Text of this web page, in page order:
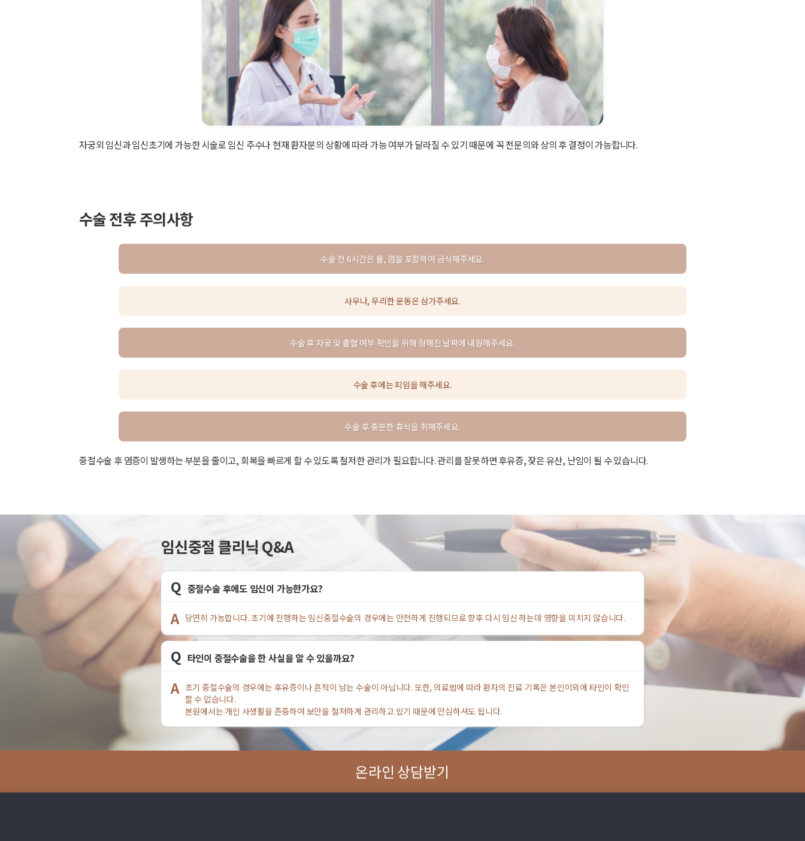
자궁외 임신과 임신초기에 가능한 시술로 임신 주수나 현재 환자분의 상황에 따라 가능 여부가 달라질 수 있기 때문에 꼭 전문의와 상의 후 결정이 가능합니다.
수술 전후 주의사항
수술 전 6시간은 물, 껌을 포함하여 금식해주세요.
사우나, 무리한 운동은 삼가주세요.
수술 후 자궁 및 출혈 여부 확인을 위해 정해진 날짜에 내원해주세요.
수술 후에는 피임을 해주세요.
수술 후 충분한 휴식을 취해주세요.
중절수술 후 염증이 발생하는 부분을 줄이고, 회복을 빠르게 할 수 있도록 철저한 관리가 필요합니다. 관리를 잘못하면 후유증, 잦은 유산, 난임이 될 수 있습니다.
임신중절 클리닉 Q&A
Q 중절수술 후에도 임신이 가능한가요?
A 당연히 가능합니다. 초기에 진행하는 임신중절수술의 경우에는 안전하게 진행되므로 향후 다시 임신 하는데 영향을 미치지 않습니다.
Q 타인이 중절수술을 한 사실을 알 수 있을까요?
A 초기 중절수술의 경우에는 후유증이나 흔적이 남는 수술이 아닙니다. 또한, 의료법에 따라 환자의 진료 기록은 본인이외에 타인이 확인
할 수 없습니다.
본원에서는 개인 사생활을 존중하여 보안을 철저하게 관리하고 있기 때문에 안심하셔도 됩니다.
온라인 상담받기